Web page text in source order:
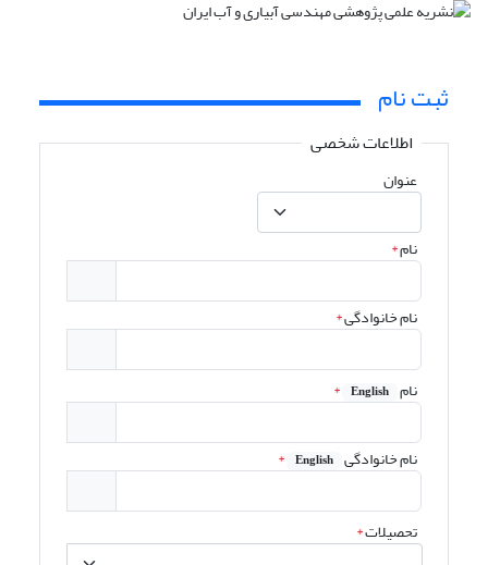
ثبت نام
اطلاعات شخصی
عنوان
نام*
نام خانوادگی*
نام English
*
نام خانوادگی English
*
تحصیلات*